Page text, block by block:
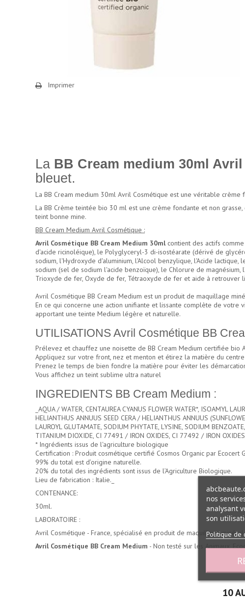
Imprimer
La BB Cream medium 30ml
bleuet.
La BB Cream medium 30ml Avril Cosmétique est une véritable
La BB Crème teintée bio 30 ml est une crème fondante et non
teint bonne mine.
BB Cream Medium Avril Cosmétique :
Avril Cosmétique BB Cream Medium 30mlcontient des actifs
d'acide ricinoléique), le Polyglyceryl-3 di-isostéarate (dérivé de
sodium, l'Hydroxyde d'aluminium, l'Alcool benzylique, l'Acide
sodium (sel de sodium l'acide benzoïque), le Chlorure de
Trioxyde de fer, Oxyde de fer, Tétraoxyde de fer et aide à retrouver
Avril Cosmétique BB Cream Medium est un produit de maquillage
En ce qui concerne une action unifiante et lissante complète de
apportant une teinte Medium légère et naturelle.
UTILISATIONS Avril Cosmétique BB
Prélevez et chauffez une noisette de BB Cream Medium certifiée bio
Appliquez sur votre front, nez et menton et étirez la matière du
Prenez le temps de bien fondre la matière pour éviter les
Vous affichez un teint sublime ultra naturel
INGREDIENTS BB Cream Medium :
_AQUA / WATER, CENTAUREA CYANUS FLOWER WATER*, ISOAMYL
HELIANTHUS ANNUUS SEED CERA / HELIANTHUS ANNUUS
LAUROYL GLUTAMATE, SODIUM PHYTATE, LYSINE, SODIUM
TITANIUM DIOXIDE, CI 77491 / IRON OXIDES, CI 77492 / IRON
* Ingrédients issus de l'agriculture biologique
Certification : Produit cosmétique certifié Cosmos Organic par Ecocert
99% du total est d’origine naturelle.
20% du total des ingrédients sont issus de l’Agriculture Biologique.
Lieu de fabrication : Italie._
CONTENANCE:
30ml.
LABORATOIRE :
Avril Cosmétique - France, spécialisé en produit de maquillage
Avril Cosmétique BB Cream Medium - Non testé sur les Animaux,
10
nos
analysant
son
Politique de